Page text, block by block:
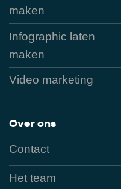
maken
Infographic laten
maken
Video marketing
Over ons
Contact
Het team